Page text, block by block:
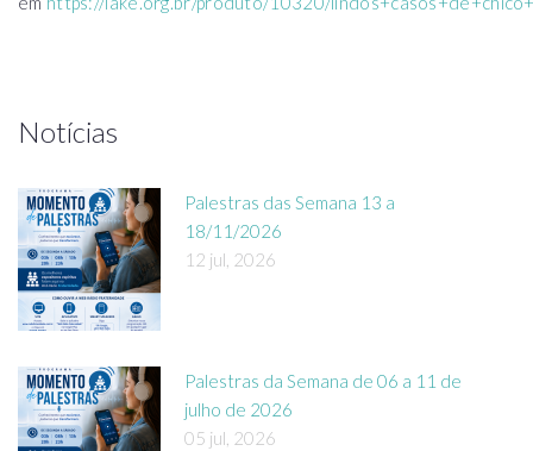
Notícias
Palestras das Semana 13 a
18/11/2026
12 jul, 2026
Palestras da Semana de 06 a 11 de
julho de 2026
05 jul, 2026